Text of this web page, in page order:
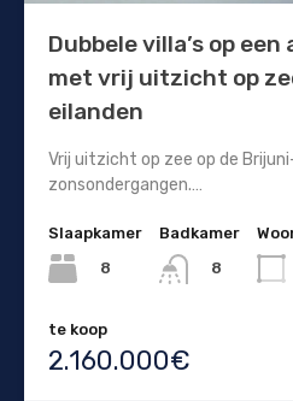
Dubbele villa’s op
met vrij uitzicht op
eilanden
Vrij uitzicht op zee op de
zonsondergangen.…
Slaapkamer
8
Badkamer
8
te koop
2.160.000€